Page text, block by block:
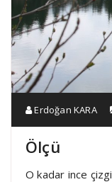
Erdoğan KARA
Ölçü
O kadar ince